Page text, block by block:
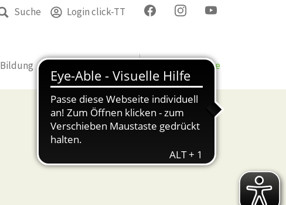
Suche Login click-TT
Bildung Bezirke & Kreise